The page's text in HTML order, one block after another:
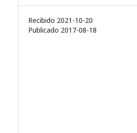
Recibido 2021-10-20
Publicado 2017-08-18